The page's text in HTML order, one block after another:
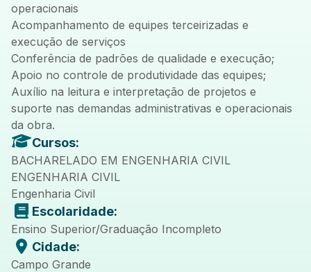
operacionais
Acompanhamento de equipes terceirizadas e
execução de serviços
Conferência de padrões de qualidade e execução;
Apoio no controle de produtividade das equipes;
Auxílio na leitura e interpretação de projetos e
suporte nas demandas administrativas e operacionais
da obra.
Cursos:
BACHARELADO EM ENGENHARIA CIVIL
ENGENHARIA CIVIL
Engenharia Civil
Escolaridade:
Ensino Superior/Graduação Incompleto
Cidade:
Campo Grande